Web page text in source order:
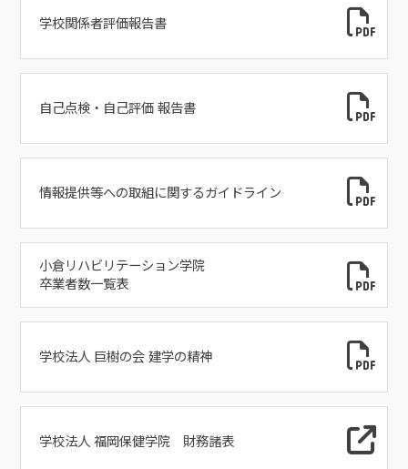
学校関係者評価報告書
自己点検・自己評価 報告書
情報提供等への取組に関するガイドライン
小倉リハビリテーション学院
卒業者数一覧表
学校法人 巨樹の会 建学の精神
学校法人 福岡保健学院 財務諸表